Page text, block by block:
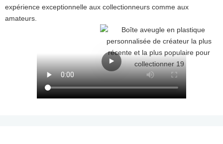
expérience exceptionnelle aux collectionneurs comme aux
amateurs.